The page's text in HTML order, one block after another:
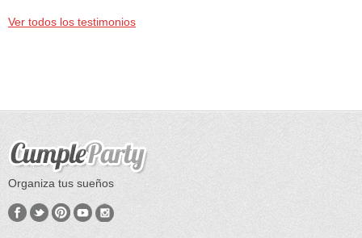
Ver todos los testimonios
Organiza tus sueños